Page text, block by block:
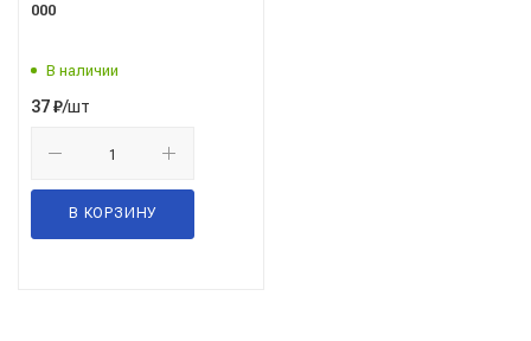
000
В наличии
37₽/шт
В КОРЗИНУ